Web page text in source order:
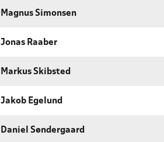
Magnus Simonsen
Jonas Raaber
Markus Skibsted
Jakob Egelund
Daniel Søndergaard